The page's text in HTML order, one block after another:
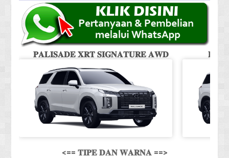
𝐏𝐀𝐋𝐈𝐒𝐀𝐃𝐄 𝐗𝐑𝐓 𝐒𝐈𝐆𝐍𝐀𝐓𝐔𝐑𝐄 𝐀𝐖𝐃
<== 𝐓𝐈𝐏𝐄 𝐃𝐀𝐍 𝐖𝐀𝐑𝐍𝐀 ==>